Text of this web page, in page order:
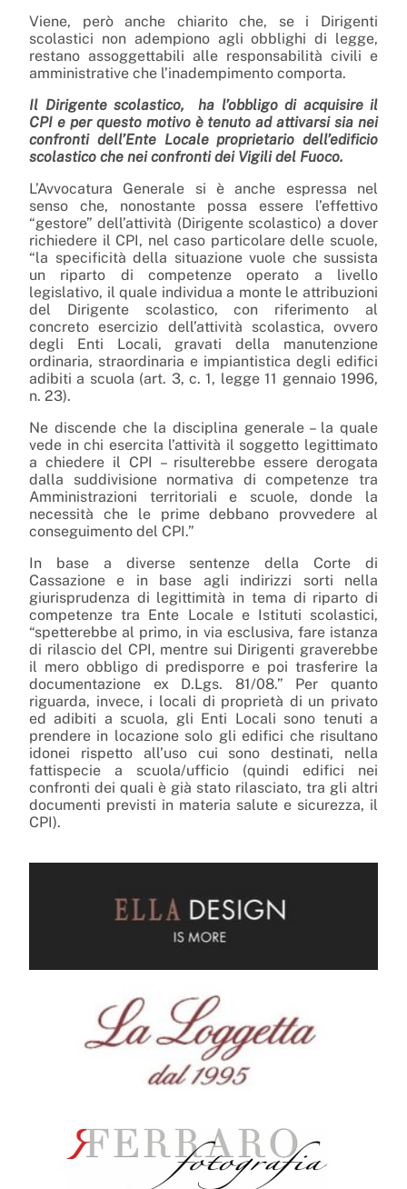
Viene, però anche chiarito che, se i Dirigenti
scolastici non adempiono agli obblighi di legge,
restano assoggettabili alle responsabilità civili e
amministrative che l’inadempimento comporta.
Il Dirigente scolastico, ha l’obbligo di acquisire il
CPI e per questo motivo è tenuto ad attivarsi sia nei
confronti dell’Ente Locale proprietario dell’edificio
scolastico che nei confronti dei Vigili del Fuoco.
L’Avvocatura Generale si è anche espressa nel
senso che, nonostante possa essere l’effettivo
“gestore” dell’attività (Dirigente scolastico) a dover
richiedere il CPI, nel caso particolare delle scuole,
“la specificità della situazione vuole che sussista
un riparto di competenze operato a livello
legislativo, il quale individua a monte le attribuzioni
del Dirigente scolastico, con riferimento al
concreto esercizio dell’attività scolastica, ovvero
degli Enti Locali, gravati della manutenzione
ordinaria, straordinaria e impiantistica degli edifici
adibiti a scuola (art. 3, c. 1, legge 11 gennaio 1996,
n. 23).
Ne discende che la disciplina generale – la quale
vede in chi esercita l’attività il soggetto legittimato
a chiedere il CPI – risulterebbe essere derogata
dalla suddivisione normativa di competenze tra
Amministrazioni territoriali e scuole, donde la
necessità che le prime debbano provvedere al
conseguimento del CPI.”
In base a diverse sentenze della Corte di
Cassazione e in base agli indirizzi sorti nella
giurisprudenza di legittimità in tema di riparto di
competenze tra Ente Locale e Istituti scolastici,
“spetterebbe al primo, in via esclusiva, fare istanza
di rilascio del CPI, mentre sui Dirigenti graverebbe
il mero obbligo di predisporre e poi trasferire la
documentazione ex D.Lgs. 81/08.” Per quanto
riguarda, invece, i locali di proprietà di un privato
ed adibiti a scuola, gli Enti Locali sono tenuti a
prendere in locazione solo gli edifici che risultano
idonei rispetto all’uso cui sono destinati, nella
fattispecie a scuola/ufficio (quindi edifici nei
confronti dei quali è già stato rilasciato, tra gli altri
documenti previsti in materia salute e sicurezza, il
CPI).